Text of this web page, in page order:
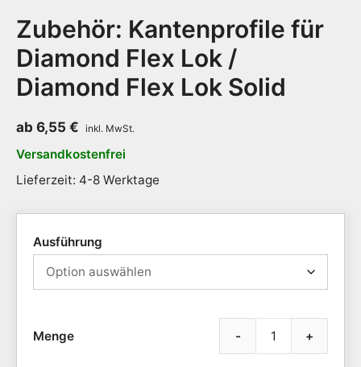
Zubehör: Kantenprofile für
Diamond Flex Lok /
Diamond Flex Lok Solid
ab 6,55 €
Versandkostenfrei
Lieferzeit: 4-8 Werktage
Ausführung
- +